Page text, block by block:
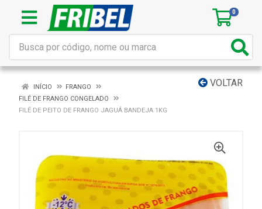
0
VOLTAR
INÍCIO
FRANGO
FILÉ DE FRANGO CONGELADO
FILÉ DE PEITO DE FRANGO JAGUÁ BANDEJA 1KG